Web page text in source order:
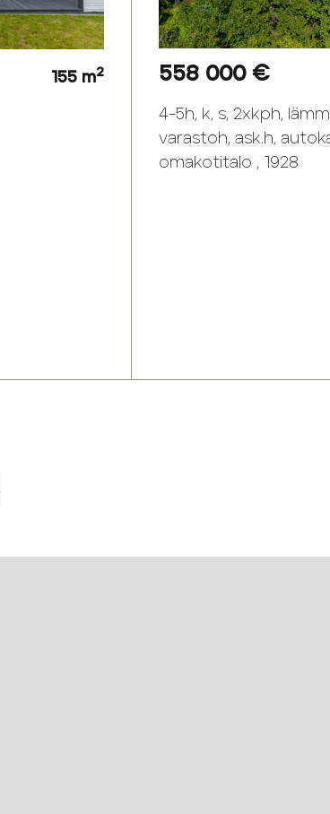
155 m2 558 000 €
4-5h, k, s, 2xkph,
varastoh, ask.h,
omakotitalo , 1928